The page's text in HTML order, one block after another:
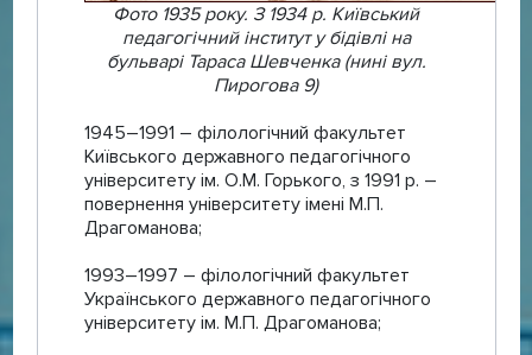
Фото 1935 року. З 1934 р. Київський
педагогічний інститут у бідівлі на
бульварі Тараса Шевченка (нині вул.
Пирогова 9)
1945–1991 – філологічний факультет
Київського державного педагогічного
університету ім. О.М. Горького, з 1991 р. –
повернення університету імені М.П.
Драгоманова;
1993–1997 – філологічний факультет
Українського державного педагогічного
університету ім. М.П. Драгоманова;